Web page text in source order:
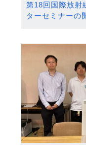
第18回国際放射
ターセミナーの